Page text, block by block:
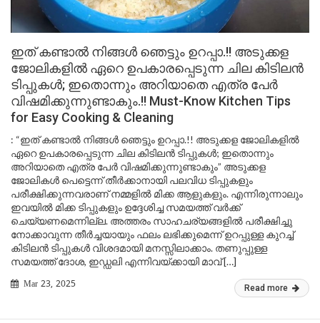
ഇത് കണ്ടാൽ നിങ്ങൾ ഞെട്ടും ഉറപ്പാ.!! അടുക്കള
ജോലികളിൽ ഏറെ ഉപകാരപ്പെടുന്ന ചില കിടിലൻ
ടിപ്പുകൾ; ഇതൊന്നും അറിയാതെ എത്ര പേർ
വിഷമിക്കുന്നുണ്ടാകും.!! Must-Know Kitchen Tips
for Easy Cooking & Cleaning
: “ഇത് കണ്ടാൽ നിങ്ങൾ ഞെട്ടും ഉറപ്പാ.!! അടുക്കള ജോലികളിൽ
ഏറെ ഉപകാരപ്പെടുന്ന ചില കിടിലൻ ടിപ്പുകൾ; ഇതൊന്നും
അറിയാതെ എത്ര പേർ വിഷമിക്കുന്നുണ്ടാകും” അടുക്കള
ജോലികൾ പെട്ടെന്ന് തീർക്കാനായി പലവിധ ടിപ്പുകളും
പരീക്ഷിക്കുന്നവരാണ് നമ്മളിൽ മിക്ക ആളുകളും. എന്നിരുന്നാലും
ഇവയിൽ മിക്ക ടിപ്പുകളും ഉദ്ദേശിച്ച സമയത്ത് വർക്ക്
ചെയ്യണമെന്നില്ല. അത്തരം സാഹചര്യങ്ങളിൽ പരീക്ഷിച്ചു
നോക്കാവുന്ന തീർച്ചയായും ഫലം ലഭിക്കുമെന്ന് ഉറപ്പുള്ള കുറച്ച്
കിടിലൻ ടിപ്പുകൾ വിശദമായി മനസ്സിലാക്കാം. തണുപ്പുള്ള
സമയത്ത് ദോശ, ഇഡ്ഡലി എന്നിവയ്ക്കായി മാവ് […]
Mar 23, 2025 Read more